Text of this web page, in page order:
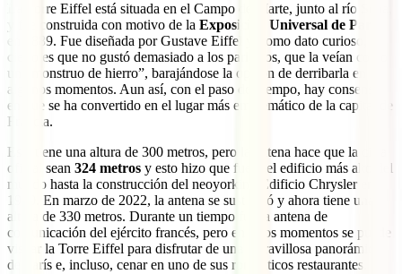
La Torre Eiffel está situada en el Campo de Marte, junto al río Sena,
y fue construida con motivo de la Exposición Universal de París
en 1889. Fue diseñada por Gustave Eiffel y, como dato curioso, lo
cierto es que no gustó demasiado a los parisinos, que la veían como
un “monstruo de hierro”, barajándose la opción de derribarla en
algunos momentos. Aun así, con el paso del tiempo, hay consenso
en que se ha convertido en el lugar más emblemático de la capital de
Francia.
Esta tiene una altura de 300 metros, pero la antena hace que la cifra
oficial sean 324 metros y esto hizo que fuese el edificio más alto del
mundo hasta la construcción del neoyorkino Edificio Chrysler en
1930. En marzo de 2022, la antena se sustituyó y ahora tiene una
altura de 330 metros. Durante un tiempo fue la antena de
comunicación del ejército francés, pero en estos momentos se puede
visitar la Torre Eiffel para disfrutar de una maravillosa panorámica
de París e, incluso, cenar en uno de sus románticos restaurantes.